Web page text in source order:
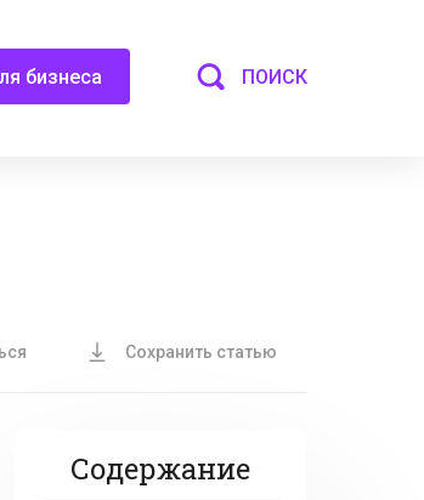
бизнеса ПОИСК
Сохранить статью
Содержание